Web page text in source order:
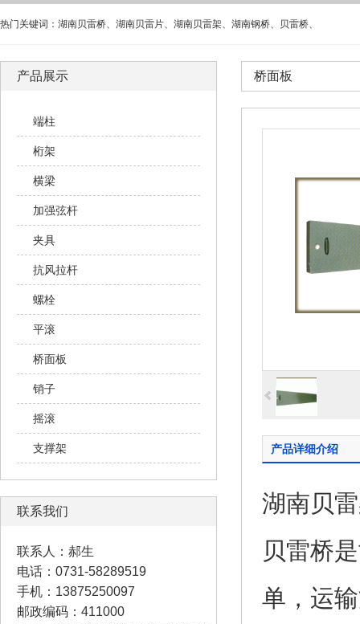
热门关键词： 湖南贝雷桥、 湖南贝雷片、 湖南贝雷架、 湖南钢桥、 贝雷桥、
桥面板
产品详细介绍
湖南贝
贝雷桥
单，运
产品展示
端柱
桁架
横梁
加强弦杆
夹具
抗风拉杆
螺栓
平滚
桥面板
销子
摇滚
支撑架
联系我们
联系人：郝生
电话：0731-58289519
手机：13875250097
邮政编码：411000